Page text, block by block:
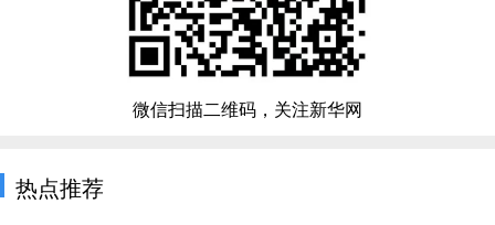
微信扫描二维码，关注新华网
热点推荐